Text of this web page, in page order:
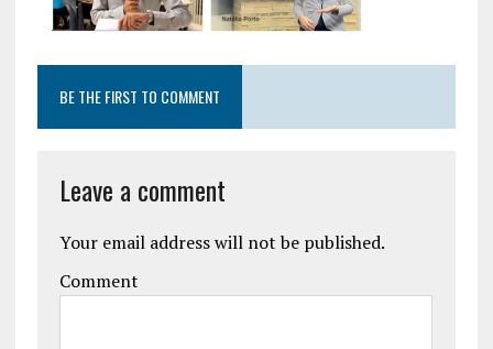
BE THE FIRST TO COMMENT
Leave a comment
Your email address will not be published.
Comment